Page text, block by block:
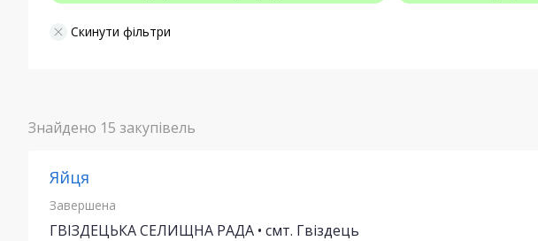
Скинути фільтри
Знайдено 15 закупівель
Яйця
Завершена
ГВІЗДЕЦЬКА СЕЛИЩНА РАДА • смт. Гвіздець